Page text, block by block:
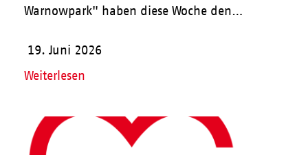
Warnowpark" haben diese Woche den…
19. Juni 2026
Weiterlesen